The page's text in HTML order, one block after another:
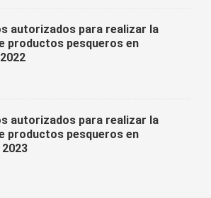
autorizados para realizar la
productos pesqueros en
autorizados para realizar la
productos pesqueros en